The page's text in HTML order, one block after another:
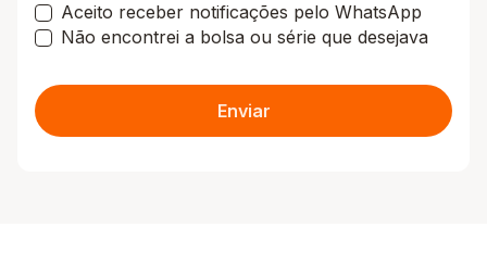
Aceito receber notificações pelo WhatsApp
Não encontrei a bolsa ou série que desejava
Enviar